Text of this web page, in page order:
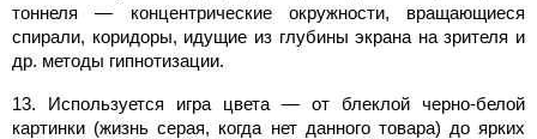
тоннеля — концентрические окружности, вращающиеся
спирали, коридоры, идущие из глубины экрана на зрителя и
др. методы гипнотизации.
13. Используется игра цвета — от блеклой черно-белой
картинки (жизнь серая, когда нет данного товара) до ярких